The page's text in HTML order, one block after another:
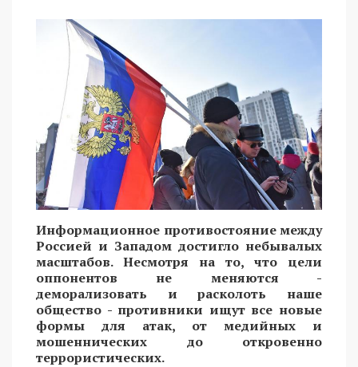
Информационное противостояние между
Россией и Западом достигло небывалых
масштабов. Несмотря на то, что цели
оппонентов не меняются -
деморализовать и расколоть наше
общество - противники ищут все новые
формы для атак, от медийных и
мошеннических до откровенно
террористических.